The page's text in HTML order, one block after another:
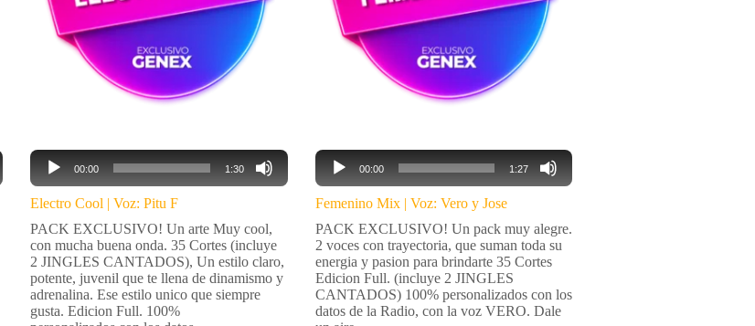
Reproductor
audio
00:00 1:30
Electro Cool | Voz: Pitu F
PACK EXCLUSIVO! Un arte Muy cool,
con mucha buena onda. 35 Cortes (incluye
2 JINGLES CANTADOS), Un estilo claro,
potente, juvenil que te llena de dinamismo y
adrenalina. Ese estilo unico que siempre
gusta. Edicion Full. 100%
Reproductor
audio
00:00 1:27
Femenino Mix | Voz: Vero y Jose
PACK EXCLUSIVO! Un pack muy alegre.
2 voces con trayectoria, que suman toda su
energia y pasion para brindarte 35 Cortes
Edicion Full. (incluye 2 JINGLES
CANTADOS) 100% personalizados con los
datos de la Radio, con la voz VERO. Dale